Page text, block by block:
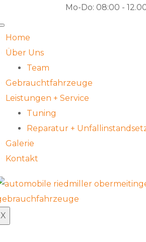
Mo-Do: 08:00 -
Home
Über Uns
Team
Gebrauchtfahrzeuge
Leistungen + Service
Tuning
Reparatur +
Galerie
Kontakt
X